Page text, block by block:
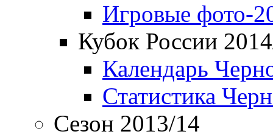
Игровые фото-
Кубок России
Календарь
Статистика
Сезон 2013/14